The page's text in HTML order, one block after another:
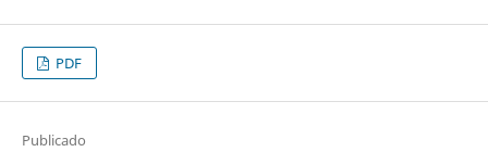
PDF
Publicado